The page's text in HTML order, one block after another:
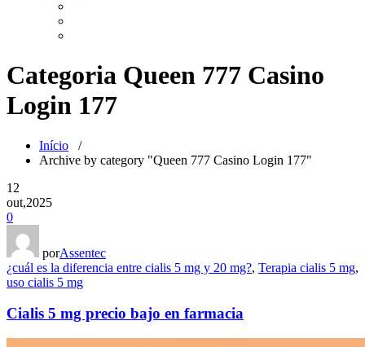
Categoria Queen 777 Casino
Login 177
Início /
Archive by category "Queen 777 Casino Login 177"
12
out,2025
0
porAssentec
¿cuál es la diferencia entre cialis 5 mg y 20 mg?, Terapia cialis 5 mg,
uso cialis 5 mg
Cialis 5 mg precio bajo en farmacia